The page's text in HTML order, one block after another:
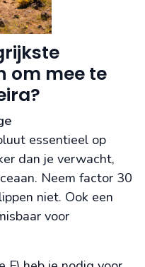
om mee te
essentieel op
dan je verwacht,
Neem factor 30
niet. Ook een
voor